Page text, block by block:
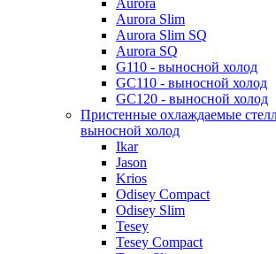
Aurora
Aurora Slim
Aurora Slim SQ
Aurora SQ
G110 - выносной холод
GC110 - выносной холод
GC120 - выносной холод
Пристенные охлаждаемые
выносной холод
Ikar
Jason
Krios
Odisey Compact
Odisey Slim
Tesey
Tesey Compact